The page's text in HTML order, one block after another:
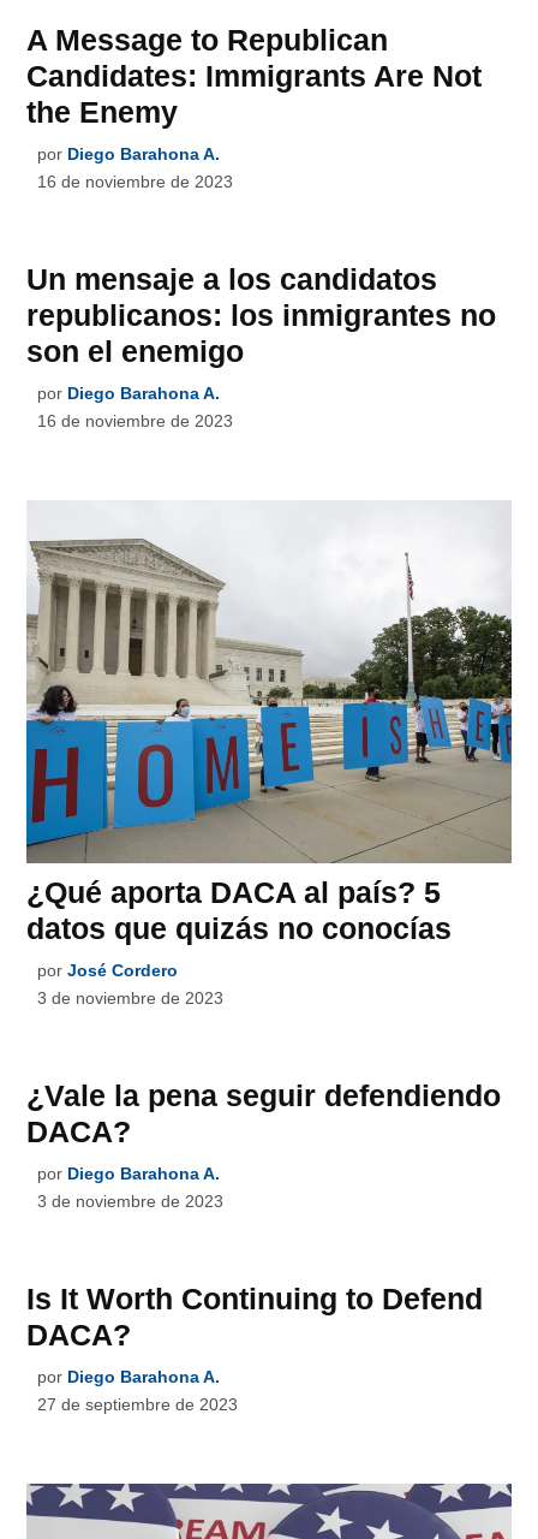
A Message to Republican
Candidates: Immigrants Are Not
the Enemy
por Diego Barahona A.
16 de noviembre de 2023
Un mensaje a los candidatos
republicanos: los inmigrantes no
son el enemigo
por Diego Barahona A.
16 de noviembre de 2023
¿Qué aporta DACA al país? 5
datos que quizás no conocías
por José Cordero
3 de noviembre de 2023
¿Vale la pena seguir defendiendo
DACA?
por Diego Barahona A.
3 de noviembre de 2023
Is It Worth Continuing to Defend
DACA?
por Diego Barahona A.
27 de septiembre de 2023